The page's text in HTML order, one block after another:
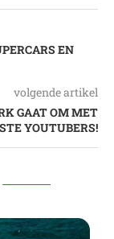
EN
volgende artikel
GAAT OM MET
YOUTUBERS!